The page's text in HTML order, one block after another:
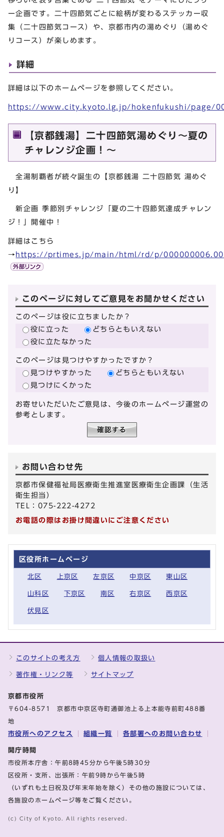
ー企画です。二十四節気ごとに絵柄が変わるステッカー収
集（二十四節気コース）や、京都市内の湯めぐり（湯めぐ
りコース）が楽しめます。
詳細
詳細は以下のホームページを参照してください。
https://www.city.kyoto.lg.jp/hokenfukushi/page/
【京都銭湯】二十四節気湯めぐり～夏の
チャレンジ企画！～
全湯制覇者が続々誕生の【京都銭湯 二十四節気 湯めぐ
り】
新企画 季節別チャレンジ「夏の二十四節気達成チャレン
ジ！」開催中！
詳細はこちら
→ https://prtimes.jp/main/html/rd/p/
このページに対してご意見をお聞かせください
このページは役に立ちましたか？
役に立った
どちらともいえない
役に立たなかった
このページは見つけやすかったですか？
見つけやすかった
どちらともいえない
見つけにくかった
お寄せいただいたご意見は、今後のホームページ運営の
参考とします。
お問い合わせ先
京都市保健福祉局医療衛生推進室医療衛生企画課（生活
衛生担当）
TEL：075-222-4272
お電話の際はお掛け間違いにご注意ください
区役所ホームページ
北区 上京区 左京区 中京区 東山区
山科区 下京区 南区 右京区 西京区
伏見区
このサイトの考え方 個人情報の取扱い
著作権・リンク等 サイトマップ
京都市役所
〒604-8571 京都市中京区寺町通御池上る上本能寺前町488番
地
市役所へのアクセス 組織一覧 各部署へのお問い合わせ
開庁時間
市役所本庁舎：午前8時45分から午後5時30分
区役所・支所、出張所：午前9時から午後5時
（いずれも土日祝及び年末年始を除く）その他の施設については、
各施設のホームページ等をご覧ください。
(c) City of Kyoto. All rights reserved.